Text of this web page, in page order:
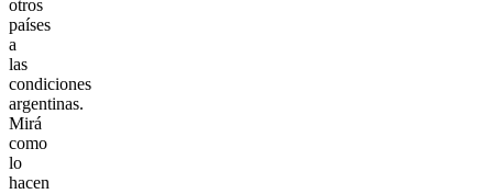
otros
países
a
las
condiciones
argentinas.
Mirá
como
lo
hacen